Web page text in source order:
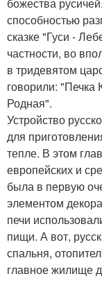
божества
способностью
сказке "Гуси -
частности, во
в тридевятом
говорили: "Печка
Родная".
Устройство
для
тепле. В этом
европейских и
была в первую
элементом
печи
пищи. А вот,
спальня,
главное жилище